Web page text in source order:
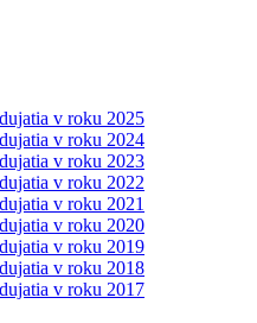
v roku 2025
v roku 2024
v roku 2023
v roku 2022
v roku 2021
v roku 2020
v roku 2019
v roku 2018
v roku 2017